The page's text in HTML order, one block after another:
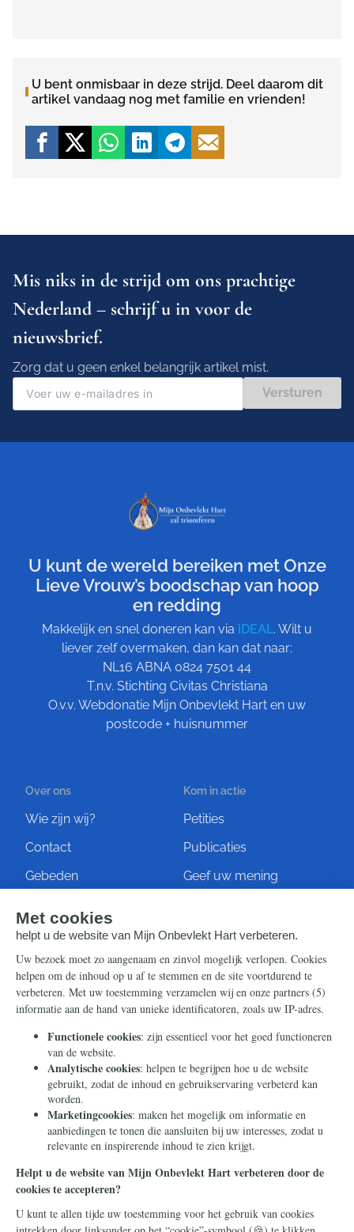
U bent onmisbaar in deze strijd. Deel daarom dit
artikel vandaag nog met familie en vrienden!
Mis niks in de strijd om ons prachtige
Nederland – schrijf u in voor de
nieuwsbrief.
Zorg dat u geen enkel belangrijk artikel mist.
Versturen
U kunt de wereld bereiken met Onze
Lieve Vrouw’s boodschap van hoop
en redding
Makkelijk en snel doneren kan via iDEAL. Wilt u
liever zelf overmaken, dan kan dat naar:
NL16 ABNA 0824 7501 44
T.n.v. Stichting Civitas Christiana
O.v.v. Webdonatie Mijn Onbevlekt Hart en uw
postcode + huisnummer
Over ons
Wie zijn wij?
Contact
Gebeden
Kom in actie
Petities
Publicaties
Geef uw mening
Steun ons
Nieuwsbrief
Eenmalig
Maandelijks
Periodiek
Nalaten
Zelf overschrijven
Info
Contact
Ontvang onze Telegram-
berichten